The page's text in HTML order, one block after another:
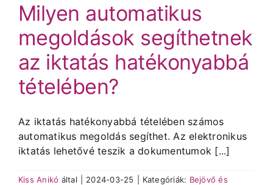
Helpfordesk
rendszerében?
bejegyzéshez
Milyen automatikus
megoldások segíthetnek
az iktatás hatékonyabbá
tételében?
Az iktatás hatékonyabbá tételében számos
automatikus megoldás segíthet. Az elektronikus
iktatás lehetővé teszik a dokumentumok [...]
Kiss Anikó által 2024-03-25 Kategóriák: Bejövő és